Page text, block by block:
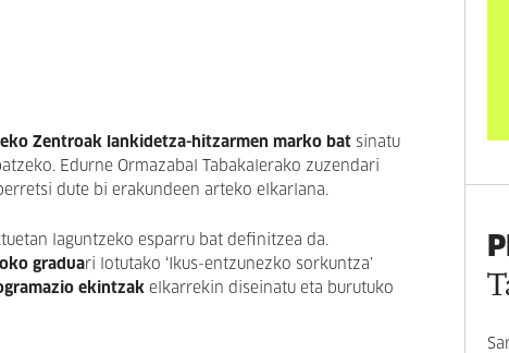
Zentroak lankidetza-hitzarmen marko bat sinatu
Edurne Ormazabal Tabakalerako zuzendari
dute bi erakundeen arteko elkarlana.
laguntzeko esparru bat definitzea da.
graduari lotutako ‘Ikus-entzunezko sorkuntza’
ekintzak elkarrekin diseinatu eta burutuko